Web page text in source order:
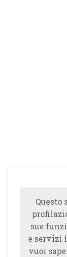
sue
e servizi
vuoi